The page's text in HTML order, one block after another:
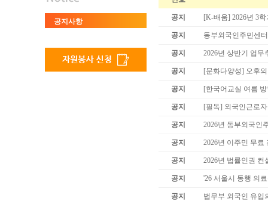
공지사항 공지 [K-배움] 2026년 3
공지 동부외국인주민센
공지 2026년 상반기 업무
공지 [문화다양성] 오후
공지 [한국어교실 여름
공지 [필독] 외국인근로
공지 2026년 동부외국인
공지 2026년 이주민 무
공지 2026년 법률인권 컨
공지 '26 서울시 동행 의
공지 법무부 외국인 유